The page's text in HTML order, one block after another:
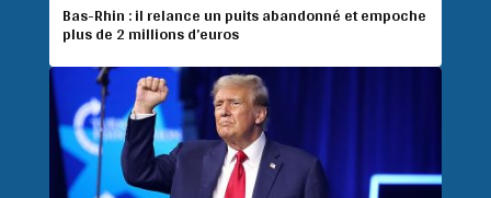
Bas-Rhin : il relance un puits abandonné et empoche
plus de 2 millions d’euros